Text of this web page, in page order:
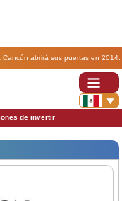
abrirá sus puertas en 2014.
de invertir